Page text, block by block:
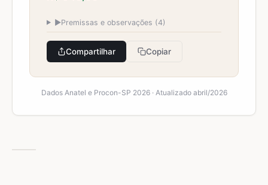
▶Premissas e observações (4)
Compartilhar Copiar
Dados Anatel e Procon-SP 2026 · Atualizado abril/2026